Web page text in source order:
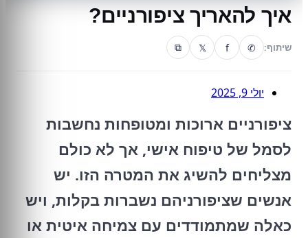
איך להאריך ציפורניים?
שיתוף: ✆
f
𝕏
⧉
יולי 9, 2025
ציפורניים ארוכות ומטופחות נחשבות
לסמל של טיפוח אישי, אך לא כולם
מצליחים להשיג את המטרה הזו. יש
אנשים שציפורניהם נשברות בקלות, ויש
כאלה שמתמודדים עם צמיחה איטית או